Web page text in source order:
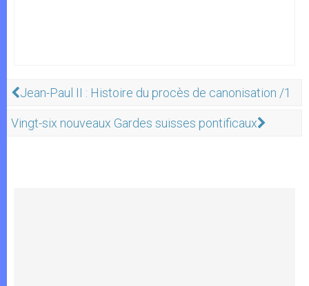
Jean-Paul II : Histoire du procès de canonisation /1
Vingt-six nouveaux Gardes suisses pontificaux